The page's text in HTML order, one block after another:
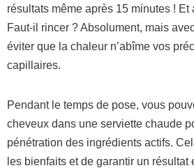
résultats même après 15 minutes !
Faut-il rincer ? Absolument, mais
éviter que la chaleur n’abîme vos
capillaires.
Pendant le temps de pose, vous
cheveux dans une serviette chaude
pénétration des ingrédients actifs.
les bienfaits et de garantir un résultat